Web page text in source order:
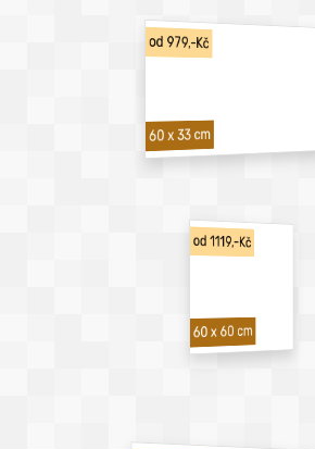
od 979,-Kč
60 x 33 cm
od 1119,-Kč
60 x 60 cm